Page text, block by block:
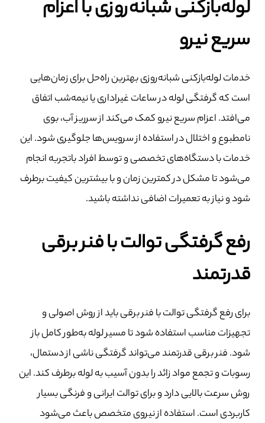
لوله‌بازکنی شبانه‌روزی با اعزام
سریع نیرو
خدمات لوله‌بازکنی شبانه‌روزی بهترین راه‌حل برای زمان‌هایی
است که گرفتگی لوله در ساعات غیراداری یا نیمه‌شب اتفاق
می‌افتد. اعزام سریع نیرو کمک می‌کند از سرریز آب، بوی
نامطبوع و اختلال در استفاده از سرویس‌ها جلوگیری شود. این
خدمات با دستگاه‌های تخصصی و توسط افراد باتجربه انجام
می‌شود تا مشکل در کمترین زمان و با بیشترین کیفیت برطرف
شود و نیاز به تعمیرات اضافی نداشته باشید.
رفع گرفتگی توالت با فنر برقی
قدرتمند
برای رفع گرفتگی توالت با فنر برقی باید از روش اصولی و
تجهیزات مناسب استفاده شود تا مسیر لوله به‌طور کامل باز
شود. فنر برقی قدرتمند می‌تواند گرفتگی ناشی از دستمال،
رسوبات و تجمع مواد زائد را بدون آسیب به لوله برطرف کند. این
روش سرعت بالایی دارد و برای توالت ایرانی و فرنگی بسیار
کاربردی است. استفاده از نیروی متخصص باعث می‌شود